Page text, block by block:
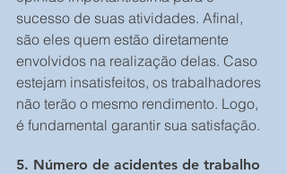
sucesso de suas atividades. Afinal,
são eles quem estão diretamente
envolvidos na realização delas. Caso
estejam insatisfeitos, os trabalhadores
não terão o mesmo rendimento. Logo,
é fundamental garantir sua satisfação.
5. Número de acidentes de trabalho